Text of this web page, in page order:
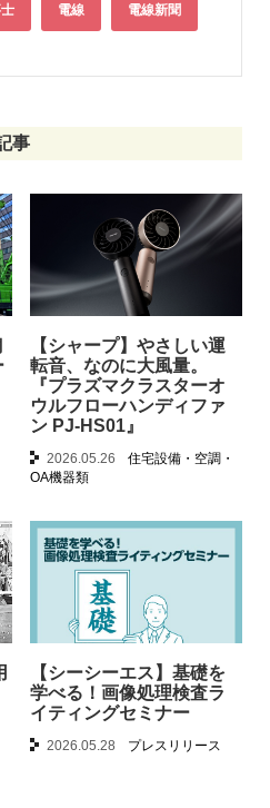
電線 電線新聞
事
【シャープ】やさしい運
転音、なのに大風量。
『プラズマクラスターオ
ウルフローハンディファ
ン PJ-HS01』
2026.05.26
住宅設備・空調・
OA機器類
【シーシーエス】基礎を
学べる！画像処理検査ラ
イティングセミナー
2026.05.28 プレスリリース